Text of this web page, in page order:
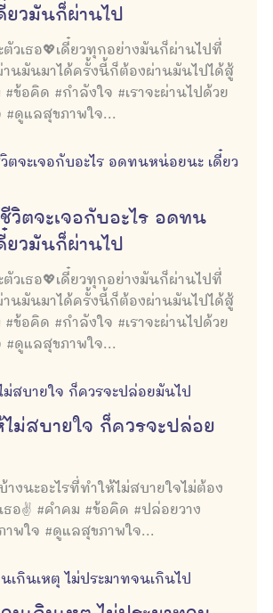
ยวมันก็ผ่านไป
วเธอ💖เดี๋ยวทุกอย่างมันก็ผ่านไปที่
านมันมาได้ครั้งนี้ก็ต้องผ่านมันไปได้สู้
ข้อคิด #กำลังใจ #เราจะผ่านไปด้วย
#ดูแลสุขภาพใจ...
วิตจะเจอกับอะไร อดทน
ยวมันก็ผ่านไป
วเธอ💖เดี๋ยวทุกอย่างมันก็ผ่านไปที่
านมันมาได้ครั้งนี้ก็ต้องผ่านมันไปได้สู้
ข้อคิด #กำลังใจ #เราจะผ่านไปด้วย
#ดูแลสุขภาพใจ...
ไม่สบายใจ ก็ควรจะปล่อย
งนะอะไรที่ทำให้ไม่สบายใจไม่ต้อง
ธอ✌ #คำคม #ข้อคิด #ปล่อยวาง
าพใจ #ดูแลสุขภาพใจ...